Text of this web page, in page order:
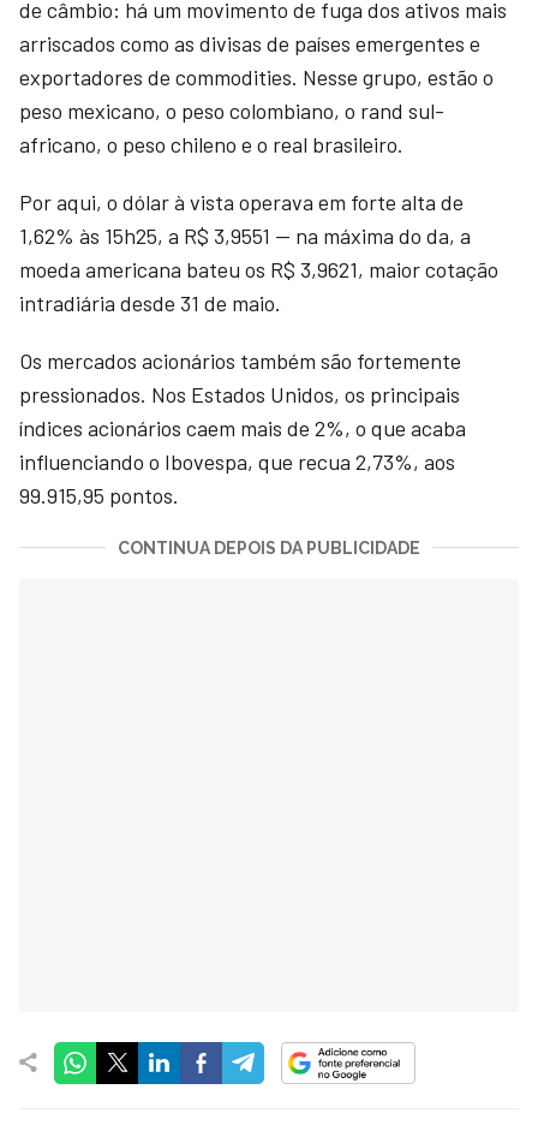
de câmbio: há um movimento de fuga dos ativos mais
arriscados como as divisas de países emergentes e
exportadores de commodities. Nesse grupo, estão o
peso mexicano, o peso colombiano, o rand sul-
africano, o peso chileno e o real brasileiro.
Por aqui, o dólar à vista operava em forte alta de
1,62% às 15h25, a R$ 3,9551 — na máxima do da, a
moeda americana bateu os R$ 3,9621, maior cotação
intradiária desde 31 de maio.
Os mercados acionários também são fortemente
pressionados. Nos Estados Unidos, os principais
índices acionários caem mais de 2%, o que acaba
influenciando o Ibovespa, que recua 2,73%, aos
99.915,95 pontos.
CONTINUA DEPOIS DA PUBLICIDADE